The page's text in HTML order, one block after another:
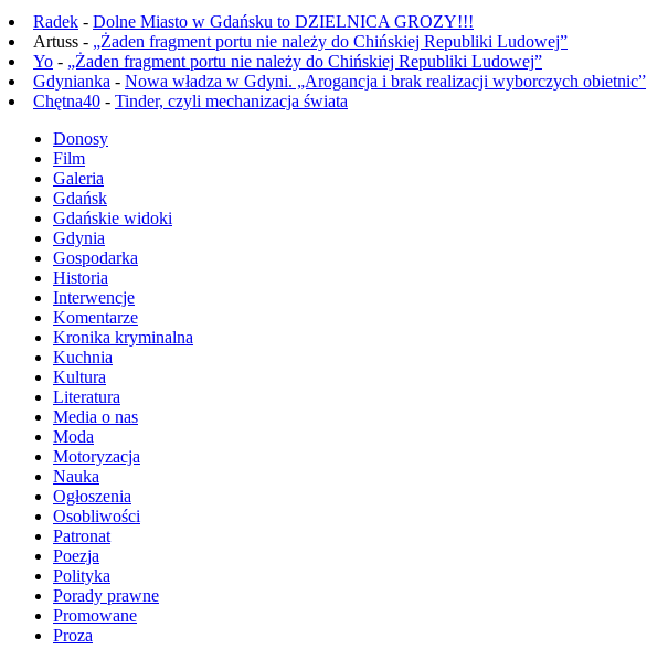
Radek - Dolne Miasto w Gdańsku to DZIELNICA GROZY!!!
Artuss - „Żaden fragment portu nie należy do Chińskiej Republiki Ludowej”
Yo - „Żaden fragment portu nie należy do Chińskiej Republiki Ludowej”
Gdynianka - Nowa władza w Gdyni. „Arogancja i brak realizacji wyborczych obietnic”
Chętna40 - Tinder, czyli mechanizacja świata
Donosy
Film
Galeria
Gdańsk
Gdańskie widoki
Gdynia
Gospodarka
Historia
Interwencje
Komentarze
Kronika kryminalna
Kuchnia
Kultura
Literatura
Media o nas
Moda
Motoryzacja
Nauka
Ogłoszenia
Osobliwości
Patronat
Poezja
Polityka
Porady prawne
Promowane
Proza